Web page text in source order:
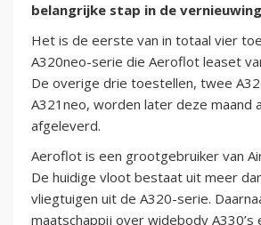
belangrijke stap in de
Het is de eerste van in totaal vier
A320neo-serie die Aeroflot leaset
De overige drie toestellen, twee
A321neo, worden later deze maand
afgeleverd.
Aeroflot is een grootgebruiker van
De huidige vloot bestaat uit meer
vliegtuigen uit de A320-serie.
maatschappij over widebody A330’s